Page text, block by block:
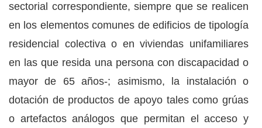
sectorial correspondiente, siempre que se realicen
en los elementos comunes de edificios de tipología
residencial colectiva o en viviendas unifamiliares
en las que resida una persona con discapacidad o
mayor de 65 años-; asimismo, la instalación o
dotación de productos de apoyo tales como grúas
o artefactos análogos que permitan el acceso y